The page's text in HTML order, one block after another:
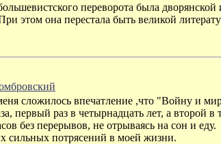
переворота была
этом она перестала быть великой
сложилось впечатление ,что "Войну и
первый раз в четырнадцать лет, а второй
без перерывов, не отрываясь на сон и еду.
сильных потрясений в моей жизни.